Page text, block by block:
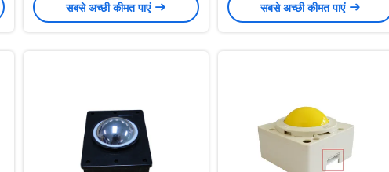
सबसे अच्छी कीमत पाएं
सबसे अच्छी कीमत पाएं